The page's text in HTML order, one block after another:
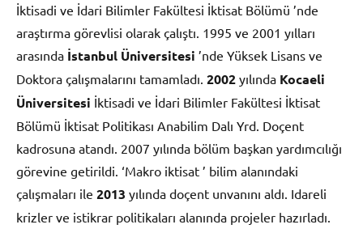
İktisadi ve İdari Bilimler Fakültesi İktisat Bölümü ’nde
araştırma görevlisi olarak çalıştı. 1995 ve 2001 yılları
arasında İstanbul Üniversitesi ’nde Yüksek Lisans ve
Doktora çalışmalarını tamamladı. 2002 yılında Kocaeli
Üniversitesi İktisadi ve İdari Bilimler Fakültesi İktisat
Bölümü İktisat Politikası Anabilim Dalı Yrd. Doçent
kadrosuna atandı. 2007 yılında bölüm başkan yardımcılığı
görevine getirildi. ‘Makro iktisat ’ bilim alanındaki
çalışmaları ile 2013 yılında doçent unvanını aldı. Idareli
krizler ve istikrar politikaları alanında projeler hazırladı.